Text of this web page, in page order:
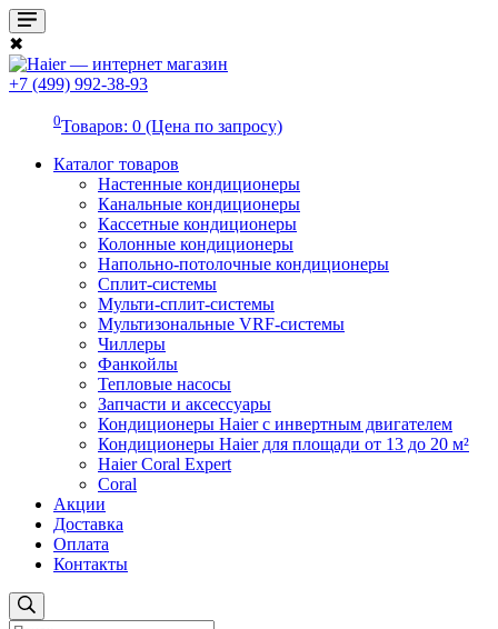
✖
+7 (499) 992-38-93
0Товаров: 0 (Цена по запросу)
Каталог товаров
Настенные кондиционеры
Канальные кондиционеры
Кассетные кондиционеры
Колонные кондиционеры
Напольно-потолочные кондиционеры
Сплит-системы
Мульти-сплит-системы
Мультизональные VRF-системы
Чиллеры
Фанкойлы
Тепловые насосы
Запчасти и аксессуары
Кондиционеры Haier с инвертным двигателем
Кондиционеры Haier для площади от 13 до 20 м²
Haier Coral Expert
Coral
Акции
Доставка
Оплата
Контакты